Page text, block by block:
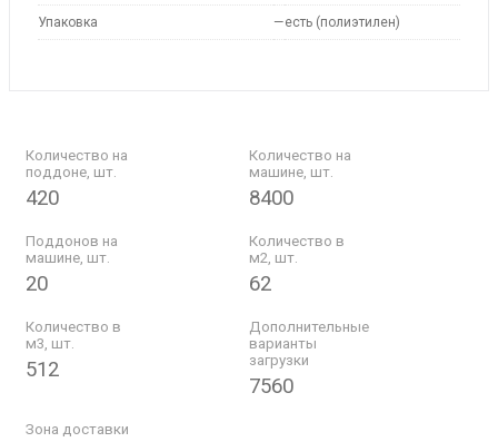
Упаковка —есть (полиэтилен)
Количество на
поддоне, шт.
420
Количество на
машине, шт.
8400
Поддонов на
машине, шт.
20
Количество в
м2, шт.
62
Количество в
м3, шт.
512
Дополнительные
варианты
загрузки
7560
Зона доставки